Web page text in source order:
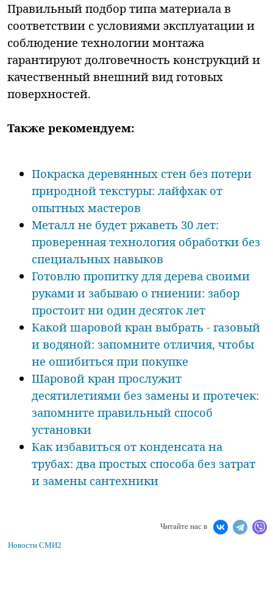
Правильный подбор типа материала в
соответствии с условиями эксплуатации и
соблюдение технологии монтажа
гарантируют долговечность конструкций и
качественный внешний вид готовых
поверхностей.
Также рекомендуем:
Покраска деревянных стен без потери
природной текстуры: лайфхак от
опытных мастеров
Металл не будет ржаветь 30 лет:
проверенная технология обработки без
специальных навыков
Готовлю пропитку для дерева своими
руками и забываю о гниении: забор
простоит ни один десяток лет
Какой шаровой кран выбрать - газовый
и водяной: запомните отличия, чтобы
не ошибиться при покупке
Шаровой кран прослужит
десятилетиями без замены и протечек:
запомните правильный способ
установки
Как избавиться от конденсата на
трубах: два простых способа без затрат
и замены сантехники
Читайте нас в
Новости СМИ2